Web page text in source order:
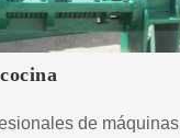
de máquinas